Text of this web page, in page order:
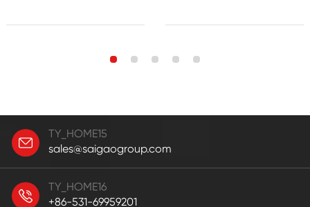
TY_HOME15
sales@saigaogroup.com
TY_HOME16
+86-531-69959201